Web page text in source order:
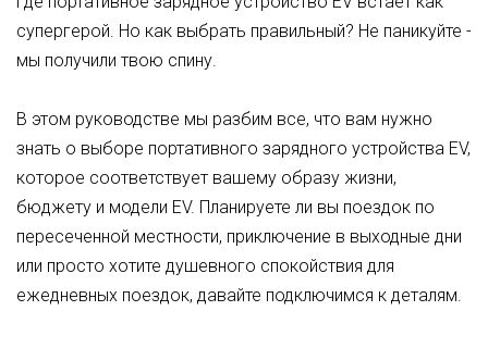
супергерой. Но как выбрать правильный? Не паникуйте -
мы получили твою спину.
В этом руководстве мы разбим все, что вам нужно
знать о выборе портативного зарядного устройства EV,
которое соответствует вашему образу жизни,
бюджету и модели EV. Планируете ли вы поездок по
пересеченной местности, приключение в выходные дни
или просто хотите душевного спокойствия для
ежедневных поездок, давайте подключимся к деталям.